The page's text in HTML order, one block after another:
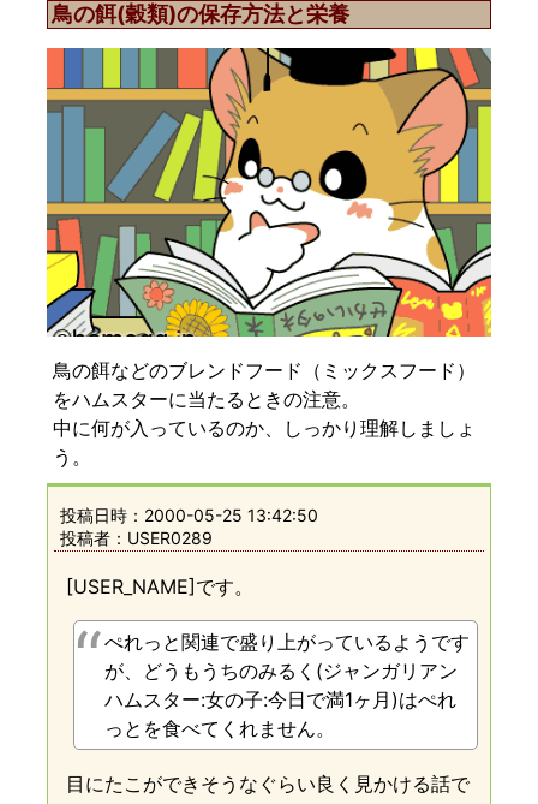
鳥の餌(穀類)の保存方法と栄養
鳥の餌などのブレンドフード（ミックスフード）
をハムスターに当たるときの注意。
中に何が入っているのか、しっかり理解しましょ
う。
投稿日時： 2000-05-25 13:42:50
投稿者：USER0289
[USER_NAME]です。
ぺれっと関連で盛り上がっているようです
が、どうもうちのみるく(ジャンガリアン
ハムスター:女の子:今日で満1ヶ月)はぺれ
っとを食べてくれません。
目にたこができそうなぐらい良く見かける話で